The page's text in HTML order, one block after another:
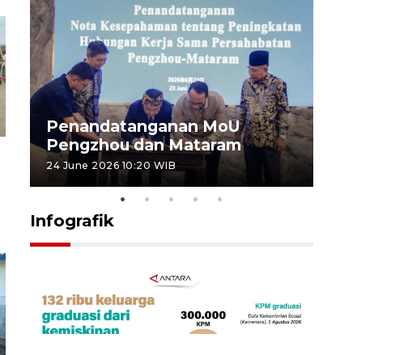
Penandatanganan MoU
Pengzhou dan Mataram
24 June 2026 10:20 WIB
Infografik